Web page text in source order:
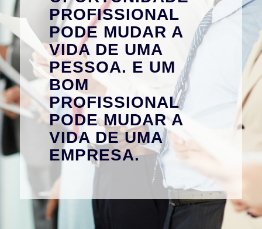
PROFISSIONAL
PODE MUDAR A
VIDA DE UMA
PESSOA. E UM
BOM
PROFISSIONAL
PODE MUDAR A
VIDA DE UMA
EMPRESA.